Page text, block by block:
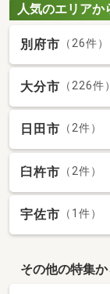
人気のエリアか
別府市 （26件）
大分市 （226件）
日田市 （2件）
臼杵市 （2件）
宇佐市 （1件）
その他の特集